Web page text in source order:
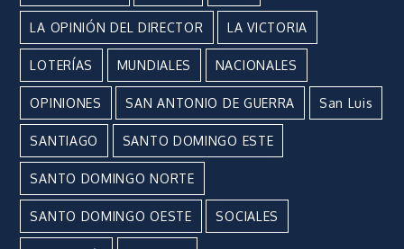
LA OPINIÓN DEL DIRECTOR LA VICTORIA
LOTERÍAS MUNDIALES NACIONALES
OPINIONES SAN ANTONIO DE GUERRA San Luis
SANTIAGO SANTO DOMINGO ESTE
SANTO DOMINGO NORTE
SANTO DOMINGO OESTE SOCIALES